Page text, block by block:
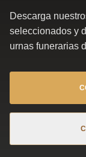
Descarga
seleccionados y
urnas funerarias